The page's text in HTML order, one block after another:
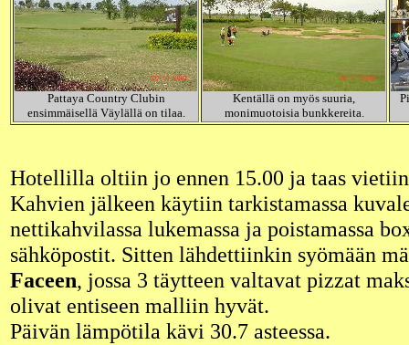
Pattaya Country Clubin
ensimmäisellä Väylällä on tilaa.
Kentällä on myös suuria,
monimuotoisia bunkkereita.
Hotellilla oltiin jo ennen 15.00 ja taas
Kahvien jälkeen käytiin tarkistamassa
nettikahvilassa lukemassa ja poistamassa
sähköpostit. Sitten lähdettiinkin syömään
Faceen, jossa 3 täytteen valtavat pizzat
olivat entiseen malliin hyvät.
Päivän lämpötila kävi 30.7 asteessa.